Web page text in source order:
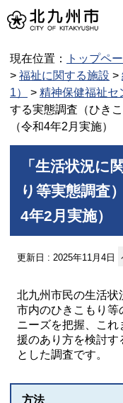
現在位置： トップペ
> 福祉に関する施設 >
1）
> 精神保健福祉セ
する実態調査（ひき
（令和4年2月実施）
「生活状況に
り等実態調査
4年2月実施）
更新日 : 2025年11月4日
北九州市民の生活状
市内のひきこもり等
ニーズを把握、こ
援のあり方を検討す
とした調査です。
方法